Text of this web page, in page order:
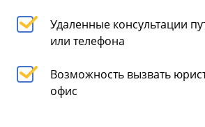
Удаленные консультации
или телефона
Возможность вызвать
офис